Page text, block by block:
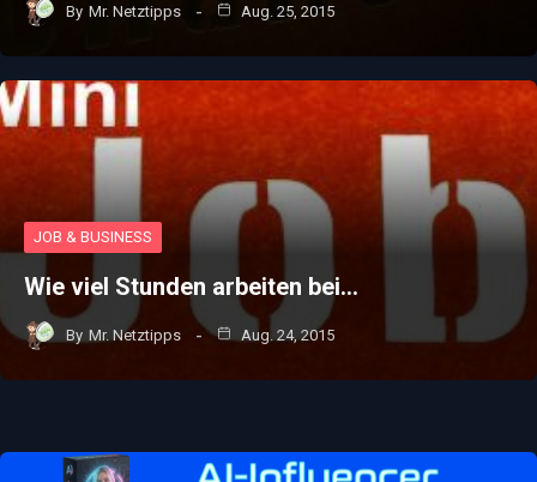
By Mr. Netztipps Aug. 25, 2015
JOB & BUSINESS
Wie viel Stunden arbeiten bei…
By Mr. Netztipps Aug. 24, 2015